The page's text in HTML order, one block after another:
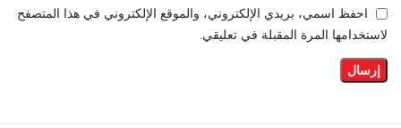
احفظ اسمي، بريدي الإلكتروني، والموقع الإلكتروني في هذا المتصفح
لاستخدامها المرة المقبلة في تعليقي.